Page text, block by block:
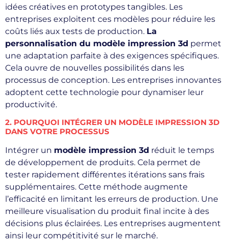
idées créatives en prototypes tangibles. Les
entreprises exploitent ces modèles pour réduire les
coûts liés aux tests de production. La
personnalisation du modèle impression 3d permet
une adaptation parfaite à des exigences spécifiques.
Cela ouvre de nouvelles possibilités dans les
processus de conception. Les entreprises innovantes
adoptent cette technologie pour dynamiser leur
productivité.
2. POURQUOI INTÉGRER UN MODÈLE IMPRESSION 3D
DANS VOTRE PROCESSUS
Intégrer un modèle impression 3d réduit le temps
de développement de produits. Cela permet de
tester rapidement différentes itérations sans frais
supplémentaires. Cette méthode augmente
l’efficacité en limitant les erreurs de production. Une
meilleure visualisation du produit final incite à des
décisions plus éclairées. Les entreprises augmentent
ainsi leur compétitivité sur le marché.